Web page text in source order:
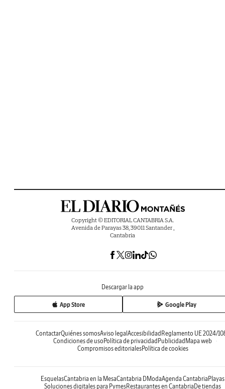
Copyright © EDITORIAL CANTABRIA S.A.
Avenida de Parayas 38, 39011 Santander ,
Cantabria
Descargar la app
App Store Google Play
ContactarQuiénes somosAviso legal Accesibilidad Reglamento UE 2024/
Condiciones de uso Política de privacidad Publicidad Mapa web
Compromisos editorialesPolítica de cookies
EsquelasCantabria en la MesaCantabria DModaAgenda Cantabria Playas
Soluciones digitales para PymesRestaurantes en Cantabria De tiendas